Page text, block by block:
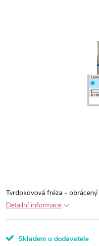
Tvrdokovová fréza -
Detailní informace
Skladem u dodavatele